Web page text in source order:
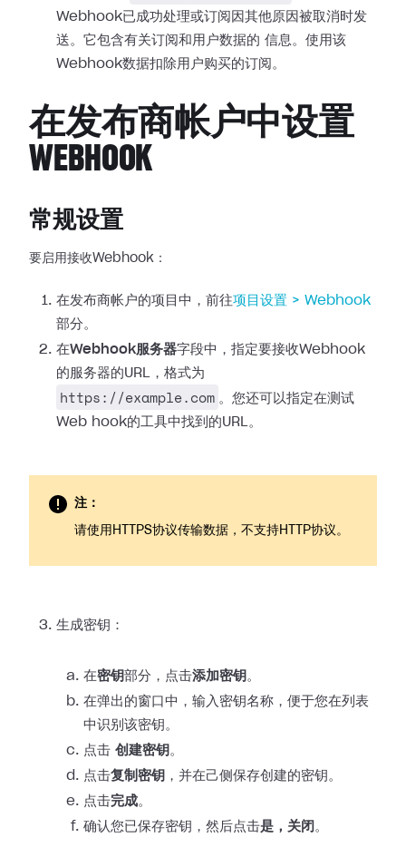
Webhook已成功处理或订阅因其他原因被取消时发
送。它包含有关订阅和用户数据的 信息。使用该
Webhook数据扣除用户购买的订阅。
在发布商帐户中设置
WEBHOOK
常规设置
要启用接收Webhook：
在发布商帐户的项目中，前往项目设置 > Webhook
部分。
在Webhook服务器字段中，指定要接收Webhook
的服务器的URL，格式为
https://example.com 。您还可以指定在测试
Web hook的工具中找到的URL。
注：
请使用HTTPS协议传输数据，不支持HTTP协议。
生成密钥：
在密钥部分，点击添加密钥 。
在弹出的窗口中，输入密钥名称，便于您在列表
中识别该密钥。
点击 创建密钥 。
点击复制密钥 ，并在己侧保存创建的密钥。
点击完成。
确认您已保存密钥，然后点击是，关闭 。